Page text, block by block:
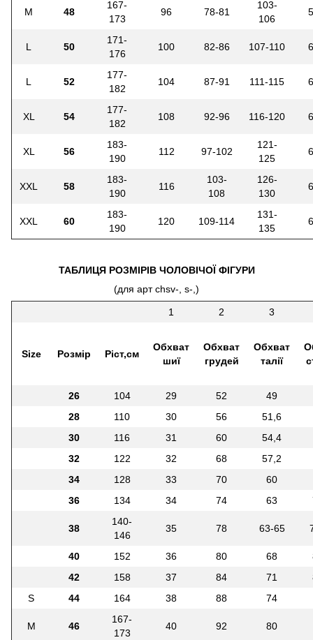
M 48
167-
173
96 78-81
103-
106
L 50
171-
176
100 82-86 107-110
L 52
177-
182
104 87-91 111-115
XL 54
177-
182
108 92-96 116-120
XL 56
183-
190
112 97-102
121-
125
XXL 58
183-
190
116
103-
108
126-
130
XXL 60
183-
190
120 109-114
131-
135
ТАБЛИЦЯ РОЗМІРІВ ЧОЛОВІЧОЇ ФІГУРИ
(для арт chsv-, s-,)
1 2 3
Size Розмір Ріст,см
Обхват
шиї
Обхват
грудей
Обхват
талії
26 104 29 52
49
28
110 30 56
51,6
30
116 31 60
54,4
32
122 32 68
57,2
34
128 33 70
60
36
134 34 74 63
38
140-
146
35 78 63-65
40 152 36 80 68
42
158 37 84 71
S
44 164 38 88 74
M 46
167-
173
40 92 80